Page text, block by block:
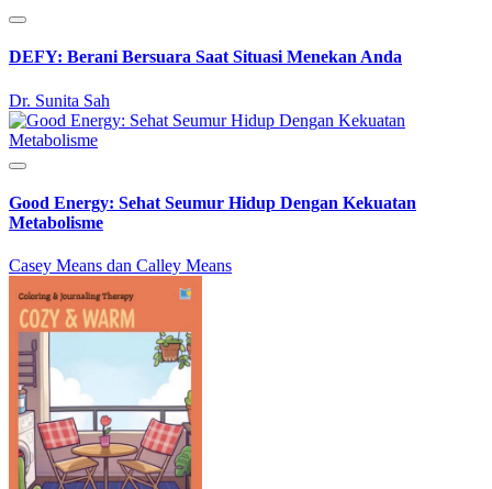
DEFY: Berani Bersuara Saat Situasi Menekan Anda
Dr. Sunita Sah
Good Energy: Sehat Seumur Hidup Dengan Kekuatan
Metabolisme
Casey Means dan Calley Means